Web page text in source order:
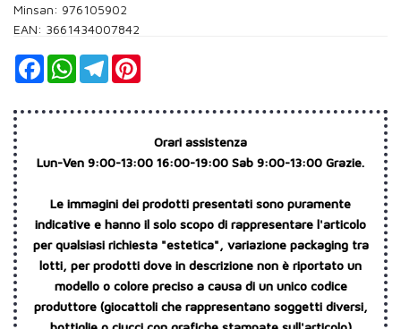
Minsan: 976105902
EAN: 3661434007842
FacebookWhatsAppTelegram
Orari assistenza
Lun-Ven 9:00-13:00 16:00-19:00 Sab 9:00-13:00 Grazie.
Le immagini dei prodotti presentati sono puramente
indicative e hanno il solo scopo di rappresentare l'articolo
per qualsiasi richiesta "estetica", variazione packaging tra
lotti, per prodotti dove in descrizione non è riportato un
modello o colore preciso a causa di un unico codice
produttore (giocattoli che rappresentano soggetti diversi,